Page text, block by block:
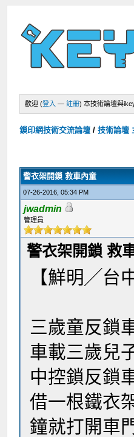
歡迎 (登入 —註冊) 本技術論壇與
鎖印網技術交流論壇 /技術論壇
警衣架開鎖 救車內童
07-26-2016, 05:34 PM
jwadmin
管理員
警衣架開鎖 救
【鮮明╱台
三歲童反鎖
車載三歲兒
中控鎖反鎖
借一根鐵衣
鐘就打開車